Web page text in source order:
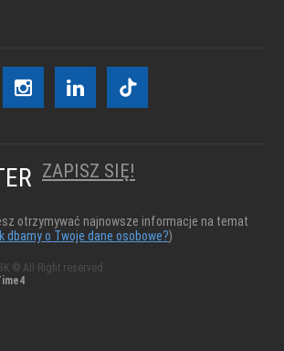
ZAPISZ SIĘ!
otrzymywać najnowsze informacje na temat
dbamy o Twoje dane osobowe?)
© All Right reserved